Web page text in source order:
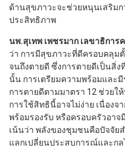
ด้านสุขภาวะจะช่วยหนุนเสริม
ประสิทธิภาพ
นพ.สุเทพ เพชรมาก เลขาธิกา
ว่า การมีสุขภาวะที่ดีครอบคลุม
จนถึงตายดี ซึ่งการตายดีเป็นสิ่ง
นั้น การเตรียมความพร้อมและ
การตายดีตามมาตรา 12 ช่วยใ
การใช้สิทธินี้อาจไม่ง่าย เนื่อง
พร้อมรองรับ หรือครอบครัวอา
เน้นว่า พลังของชุมชนคือปัจจัย
แลกเปลี่ยนประสบการณ์และก